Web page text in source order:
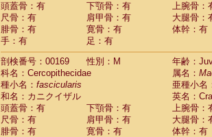
頭蓋骨：有
下顎骨：有
上腕骨：
尺骨：有
肩甲骨：有
大腿骨：
腓骨：有
寛骨：有
体幹：有
手：有
足：有
剖検番号：00169
性別：M
年齢：
科名：Cercopithecidae
属名：
種小名： fascicularis
亜種小名
和名：カニクイザル
英名：
頭蓋骨：有
下顎骨：有
上腕骨：
尺骨：有
肩甲骨：有
大腿骨：
腓骨：有
寛骨：有
体幹：有